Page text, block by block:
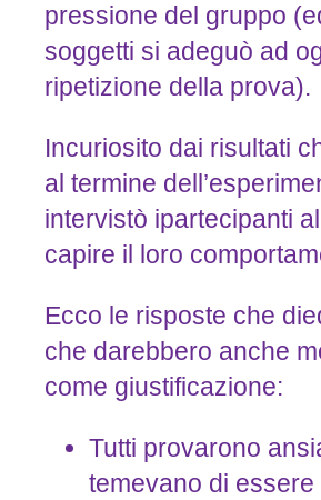
pressione del gruppo
soggetti si adeguò ad
ripetizione della prova).
Incuriosito dai risultati
al termine
intervistò ipartecipanti
capire il loro
Ecco le risposte che
che darebbero anche
come giustificazione:
Tutti provarono
temevano di essere